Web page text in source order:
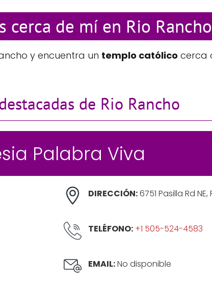
cerca de mí en Rio Rancho
y encuentra un templo católico cerca
de Rio Rancho
Palabra Viva
DIRECCIÓN:6751 Pasilla Rd
TELÉFONO: +1 505-524-4583
EMAIL:No disponible